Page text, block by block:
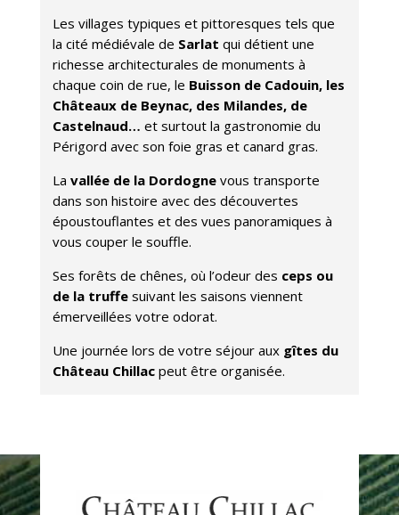
Les villages typiques et pittoresques tels que
la cité médiévale de Sarlat qui détient une
richesse architecturales de monuments à
chaque coin de rue, le Buisson de Cadouin, les
Châteaux de Beynac, des Milandes, de
Castelnaud… et surtout la gastronomie du
Périgord avec son foie gras et canard gras.
Lavallée de la Dordogne vous transporte
dans son histoire avec des découvertes
époustouflantes et des vues panoramiques à
vous couper le souffle.
Ses forêts de chênes, où l’odeur des ceps ou
de la truffe suivant les saisons viennent
émerveillées votre odorat.
Une journée lors de votre séjour aux gîtes du
Château Chillac peut être organisée.